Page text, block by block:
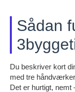
Sådan
Du beskriver kort
med tre
Det er hurtigt,